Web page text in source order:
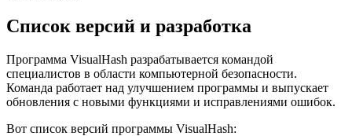
Список версий и разработка
Программа VisualHash разрабатывается командой
специалистов в области компьютерной безопасности.
Команда работает над улучшением программы и выпускает
обновления с новыми функциями и исправлениями ошибок.
Вот список версий программы VisualHash: